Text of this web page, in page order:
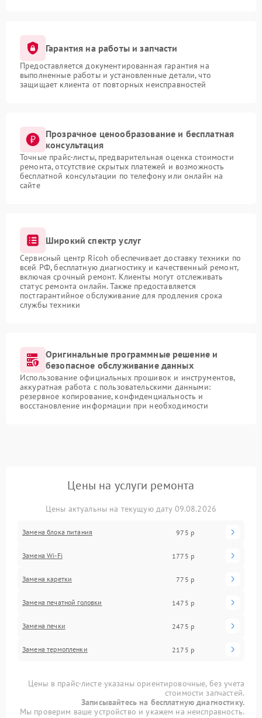
Гарантия на работы и запчасти
Предоставляется документированная гарантия на
выполненные работы и установленные детали, что
защищает клиента от повторных неисправностей
Прозрачное ценообразование и бесплатная
консультация
Точные прайс-листы, предварительная оценка стоимости
ремонта, отсутствие скрытых платежей и возможность
бесплатной консультации по телефону или онлайн на
сайте
Широкий спектр услуг
Сервисный центр Ricoh обеспечивает доставку техники по
всей РФ, бесплатную диагностику и качественный ремонт,
включая срочный ремонт. Клиенты могут отслеживать
статус ремонта онлайн. Также предоставляется
постгарантийное обслуживание для продления срока
службы техники
Оригинальные программные решение и
безопасное обслуживание данных
Использование официальных прошивок и инструментов,
аккуратная работа с пользовательскими данными:
резервное копирование, конфиденциальность и
восстановление информации при необходимости
Цены на услуги ремонта
Цены актуальны на текущую дату 09.08.2026
Замена блока питания 975 р
Замена Wi-Fi 1775 р
Замена каретки 775 р
Замена печатной головки 1475 р
Замена печки 2475 р
Замена термопленки 2175 р
Цены в прайс-листе указаны ориентировочные, без учета
стоимости запчастей.
Записывайтесь на бесплатную диагностику.
Мы проверим ваше устройство и укажем на неисправность.